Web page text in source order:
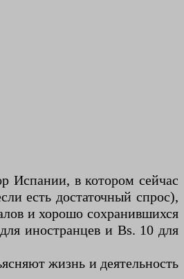
Испании, в котором сейчас
есть достаточный спрос),
и хорошо сохранившихся
иностранцев и Bs. 10 для
жизнь и деятельность